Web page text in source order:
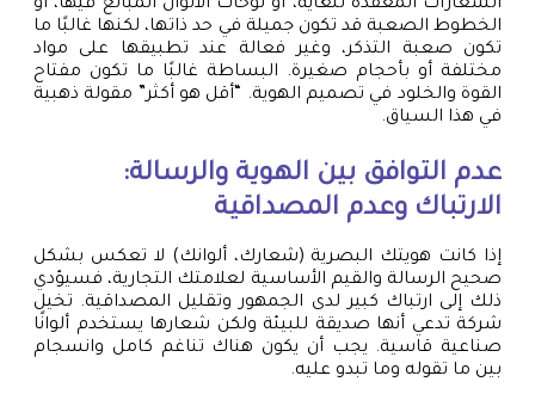
الشعارات المعقدة للغاية، أو لوحات الألوان المبالغ فيها، أو
الخطوط الصعبة قد تكون جميلة في حد ذاتها، لكنها غالبًا ما
تكون صعبة التذكر، وغير فعالة عند تطبيقها على مواد
مختلفة أو بأحجام صغيرة. البساطة غالبًا ما تكون مفتاح
القوة والخلود في تصميم الهوية. “أقل هو أكثر” مقولة ذهبية
في هذا السياق.
عدم التوافق بين الهوية والرسالة:
الارتباك وعدم المصداقية
إذا كانت هويتك البصرية (شعارك، ألوانك) لا تعكس بشكل
صحيح الرسالة والقيم الأساسية لعلامتك التجارية، فسيؤدي
ذلك إلى ارتباك كبير لدى الجمهور وتقليل المصداقية. تخيل
شركة تدعي أنها صديقة للبيئة ولكن شعارها يستخدم ألوانًا
صناعية قاسية. يجب أن يكون هناك تناغم كامل وانسجام
بين ما تقوله وما تبدو عليه.